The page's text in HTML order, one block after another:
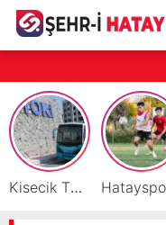
Kisecik TOKİ’lere Toplu Ulaşım Hizmeti Başladı